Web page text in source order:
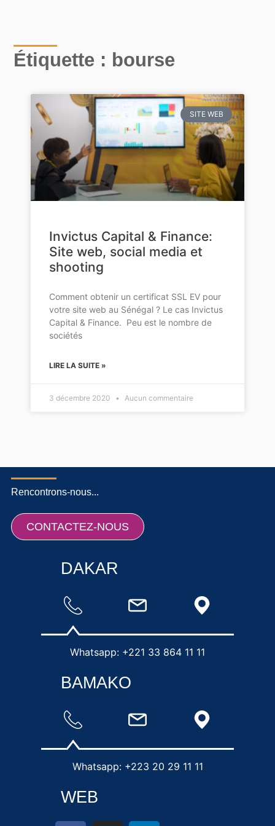
Étiquette : bourse
SITE WEB
Invictus Capital & Finance:
Site web, social media et
shooting
Comment obtenir un certificat SSL EV pour
votre site web au Sénégal ? Le cas Invictus
Capital & Finance. Peu est le nombre de
sociétés
LIRE LA SUITE »
3 décembre 2020 Aucun commentaire
Rencontrons-nous...
CONTACTEZ-NOUS
DAKAR
Whatsapp: +221 33 864 11 11
BAMAKO
Whatsapp: +223 20 29 11 11
WEB